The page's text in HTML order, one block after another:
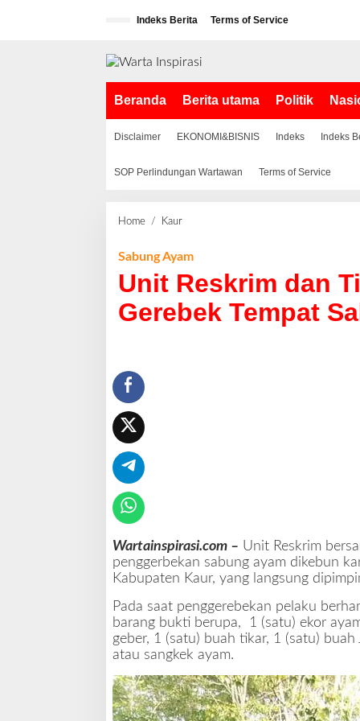
Indeks Berita Terms of Service
Beranda Berita utama Politik
Disclaimer EKONOMI&BISNIS Indeks Indeks
SOP Perlindungan Wartawan Terms of Service
Home / Kaur
i
R
s
s
e
k
a
u
r
S
l
a
Sabung Ayam
Unit Reskrim dan
Gerebek Tempat
Wartainspirasi.com – Unit Reskrim
penggerbekan sabung ayam dikebun
Kabupaten Kaur, yang langsung
Pada saat penggerebekan pelaku
barang bukti berupa, 1 (satu) ekor
geber, 1 (satu) buah tikar, 1 (satu)
atau sangkek ayam.